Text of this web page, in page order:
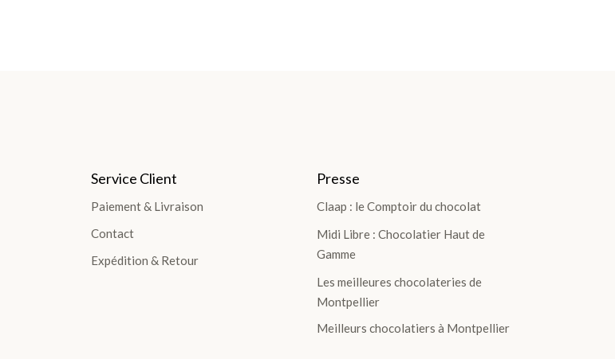
Service Client
Paiement & Livraison
Contact
Expédition & Retour
Presse
Claap : le Comptoir du chocolat
Midi Libre : Chocolatier Haut de
Gamme
Les meilleures chocolateries de
Montpellier
Meilleurs chocolatiers à Montpellier